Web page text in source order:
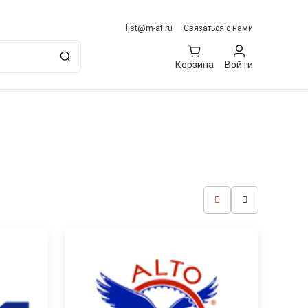
list@m-at.ru Связаться с нами
Корзина Войти